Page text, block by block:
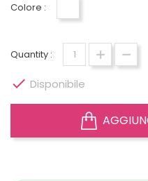
Colore :
Quantity :
 Disponibile